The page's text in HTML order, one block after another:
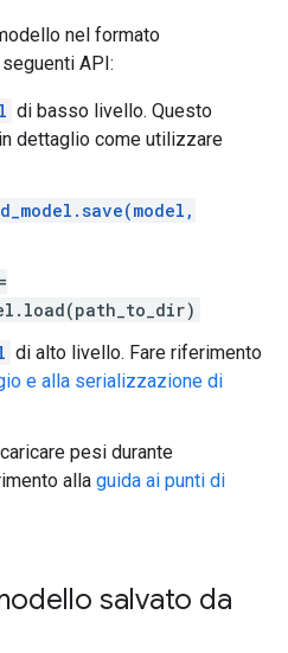
nel formato
API:
di basso livello. Questo
dettaglio come utilizzare
di alto livello. Fare riferimento
e alla serializzazione di
pesi durante
alla guida ai punti di
salvato da